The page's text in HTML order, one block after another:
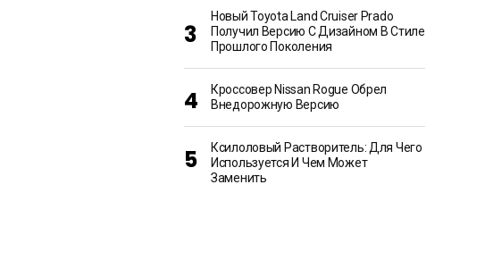
Новый Toyota Land Cruiser Prado
Получил Версию С Дизайном В Стиле
Прошлого Поколения
Кроссовер Nissan Rogue Обрел
Внедорожную Версию
Ксилоловый Растворитель: Для Чего
Используется И Чем Может
Заменить